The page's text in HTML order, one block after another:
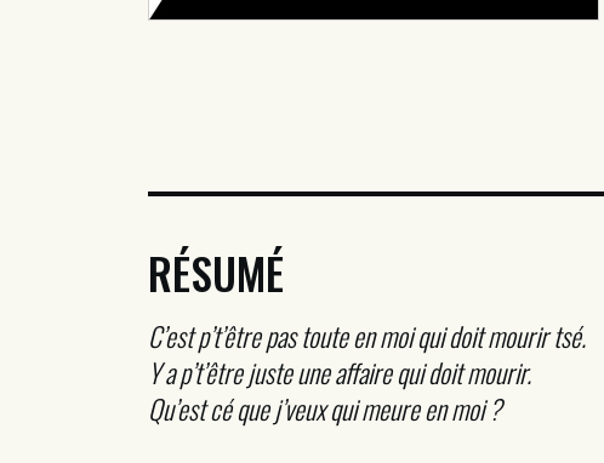
RÉSUMÉ
C’est p’t’être pas toute en moi qui doit mourir tsé.
Y a p’t’être juste une affaire qui doit mourir.
Qu’est cé que j’veux qui meure en moi ?